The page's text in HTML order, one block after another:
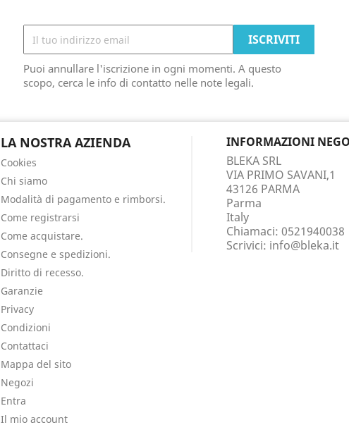
Puoi annullare l'iscrizione in ogni momenti. A questo
scopo, cerca le info di contatto nelle note legali.
LA NOSTRA AZIENDA
Cookies
Chi siamo
Modalità di pagamento e rimborsi.
Come registrarsi
Come acquistare.
Consegne e spedizioni.
Diritto di recesso.
Garanzie
Privacy
Condizioni
Contattaci
Mappa del sito
Negozi
Entra
Il mio account
INFORMAZIONI
BLEKA SRL
VIA PRIMO SAVANI,1
43126 PARMA
Parma
Italy
Chiamaci: 0521940038
Scrivici: info@bleka.it